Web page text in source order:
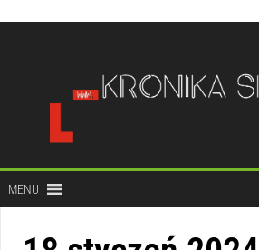
treści
MENU